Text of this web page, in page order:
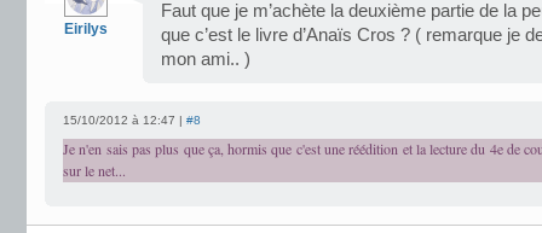
Eirilys
Faut que je m’achète la deuxième partie de la
que c’est le livre d’Anaïs Cros ? ( remarque je
mon ami.. )
15/10/2012 à 12:47 | #8
Je n'en sais pas plus que ça, hormis que c'est une réédition et la lecture du 4e de
sur le net...